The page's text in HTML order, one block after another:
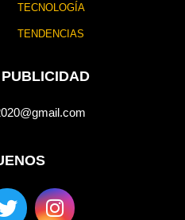
TECNOLOGÍA
TENDENCIAS